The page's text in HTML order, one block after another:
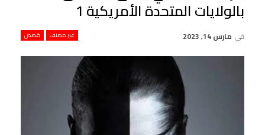
بالولايات المتحدة الأمريكية 1
غير مصنف قصص في مارس 14, 2023